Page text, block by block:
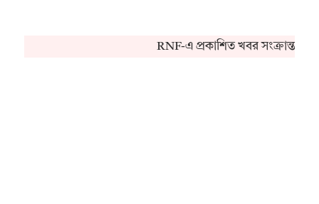
RNF-এ প্রকাশিত খবর সংক্রান্ত